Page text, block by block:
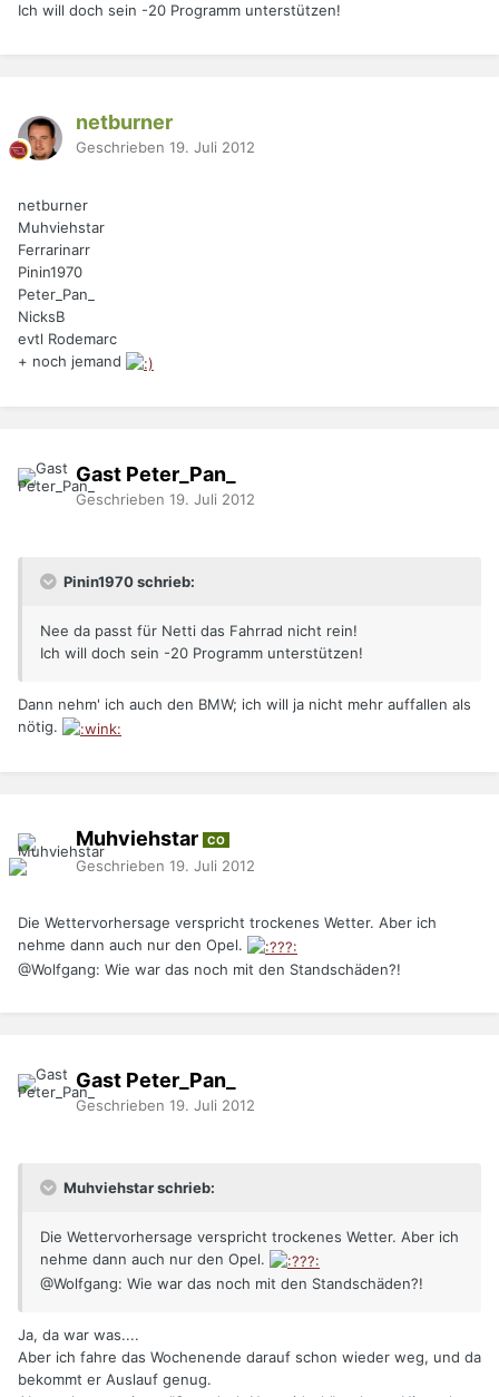
Ich will doch sein -20 Programm unterstützen!
netburner
Geschrieben 19. Juli 2012
netburner
Muhviehstar
Ferrarinarr
Pinin1970
Peter_Pan_
NicksB
evtl Rodemarc
+ noch jemand
Gast Peter_Pan_
Geschrieben 19. Juli 2012
Pinin1970 schrieb:
Nee da passt für Netti das Fahrrad nicht rein!
Ich will doch sein -20 Programm unterstützen!
Dann nehm' ich auch den BMW; ich will ja nicht mehr auffallen als
nötig.
Muhviehstar CO
Geschrieben 19. Juli 2012
Die Wettervorhersage verspricht trockenes Wetter. Aber ich
nehme dann auch nur den Opel.
@Wolfgang: Wie war das noch mit den Standschäden?!
Gast Peter_Pan_
Geschrieben 19. Juli 2012
Muhviehstar schrieb:
Die Wettervorhersage verspricht trockenes Wetter. Aber ich
nehme dann auch nur den Opel.
@Wolfgang: Wie war das noch mit den Standschäden?!
Ja, da war was....
Aber ich fahre das Wochenende darauf schon wieder weg, und da
bekommt er Auslauf genug.